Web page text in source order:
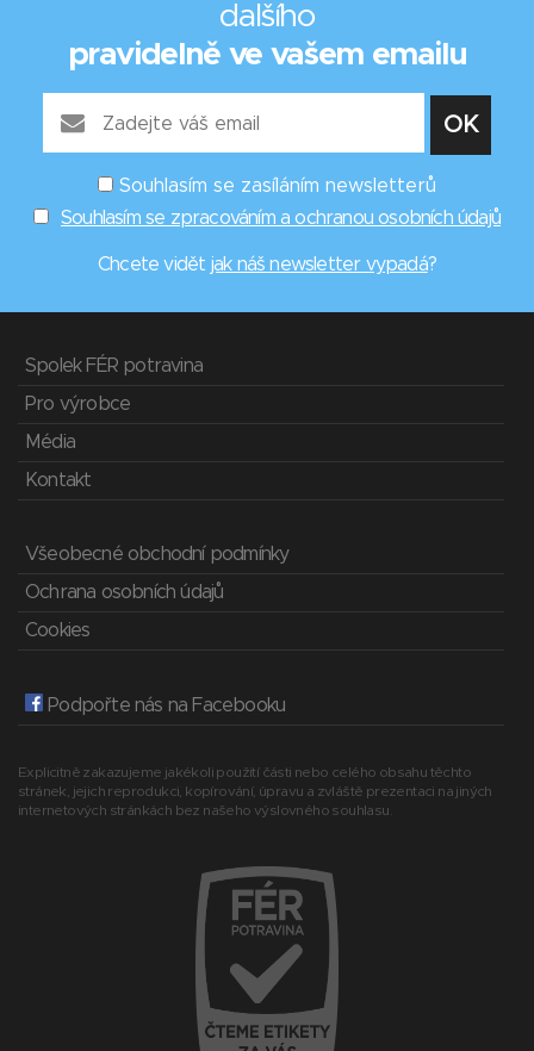
dalšího
pravidelně ve vašem emailu
Souhlasím se zasíláním newsletterů
Souhlasím se zpracováním a ochranou osobních údajů
Chcete vidět jak náš newsletter vypadá?
Spolek FÉR potravina
Pro výrobce
Média
Kontakt
Všeobecné obchodní podmínky
Ochrana osobních údajů
Cookies
Podpořte nás na Facebooku
Explicitně zakazujeme jakékoli použití části nebo celého obsahu těchto
stránek, jejich reprodukci, kopírování, úpravu a zvláště prezentaci na jiných
internetových stránkách bez našeho výslovného souhlasu.